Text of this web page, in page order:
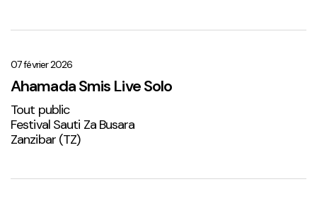
Live
Solo
1
07 février 2026
Ahamada Smis Live Solo
Tout public
Festival Sauti Za Busara
Zanzibar (TZ)